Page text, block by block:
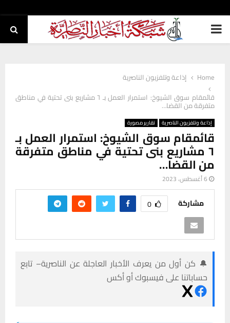
PRIMARY
Home
إذاعة وتلفزيون الناصرية
قائمقام سوق الشيوخ: استمرار العمل بـ ٦ مشاريع بنى تحتية في مناطق
متفرقة من القضا…
إذاعة وتلفزيون الناصرية تقارير مصورة
قائمقام سوق الشيوخ: استمرار العمل بـ
٦ مشاريع بنى تحتية في مناطق متفرقة
من القضا…
6 أغسطس، 2023
مشاركة 0
🔔 كن أول من يعرف الأخبار العاجلة عن الناصرية– تابع
حساباتنا على فيسبوك أو أكس